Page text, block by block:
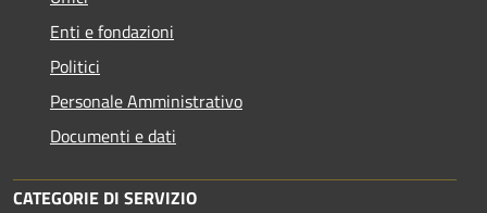
Enti e fondazioni
Politici
Personale Amministrativo
Documenti e dati
CATEGORIE DI SERVIZIO